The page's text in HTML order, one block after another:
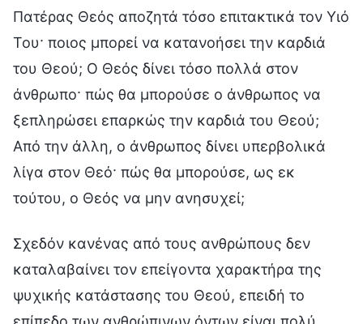
Πατέρας Θεός αποζητά τόσο επιτακτικά τον Υιό
Του· ποιος μπορεί να κατανοήσει την καρδιά
του Θεού; Ο Θεός δίνει τόσο πολλά στον
άνθρωπο· πώς θα μπορούσε ο άνθρωπος να
ξεπληρώσει επαρκώς την καρδιά του Θεού;
Από την άλλη, ο άνθρωπος δίνει υπερβολικά
λίγα στον Θεό· πώς θα μπορούσε, ως εκ
τούτου, ο Θεός να μην ανησυχεί;
Σχεδόν κανένας από τους ανθρώπους δεν
καταλαβαίνει τον επείγοντα χαρακτήρα της
ψυχικής κατάστασης του Θεού, επειδή το